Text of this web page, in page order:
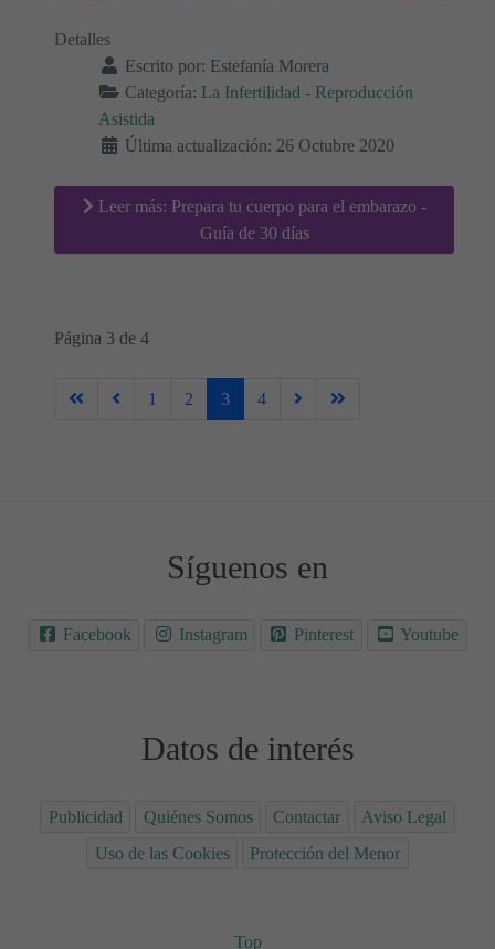
Detalles
Escrito por: Estefanía Morera
Categoría: La Infertilidad - Reproducción
Asistida
Última actualización: 26 Octubre 2020
Leer más: Prepara tu cuerpo para el embarazo -
Guía de 30 días
Página 3 de 4
1 2 3 4
Síguenos en
Facebook Instagram Pinterest Youtube
Datos de interés
Publicidad Quiénes Somos Contactar
Aviso Legal
Uso de las Cookies
Protección del Menor
Top